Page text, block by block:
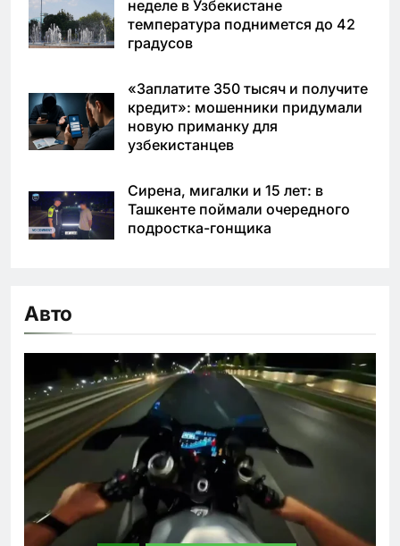
неделе в Узбекистане
температура поднимется до 42
градусов
«Заплатите 350 тысяч и получите
кредит»: мошенники придумали
новую приманку для
узбекистанцев
Сирена, мигалки и 15 лет: в
Ташкенте поймали очередного
подростка-гонщика
Авто